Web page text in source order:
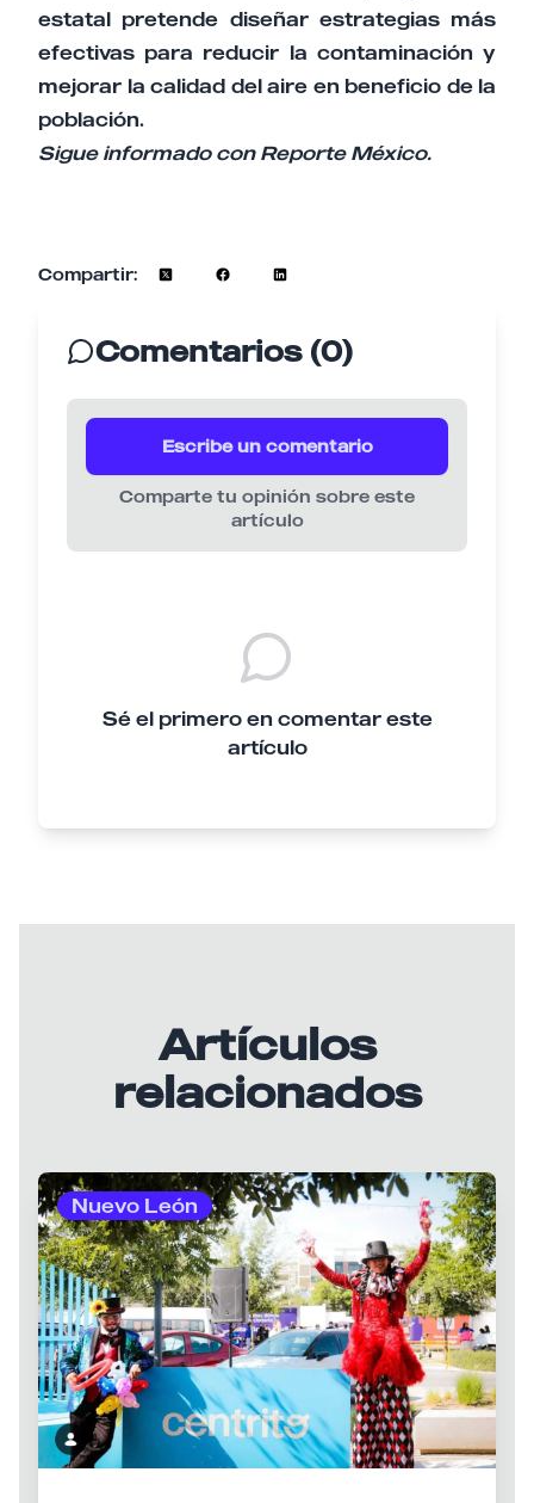
estatal pretende diseñar estrategias más
efectivas para reducir la contaminación y
mejorar la calidad del aire en beneficio de la
población.
Sigue informado con Reporte México.
Compartir:
Comentarios (0)
Escribe un comentario
Comparte tu opinión sobre este
artículo
Sé el primero en comentar este
artículo
Artículos
relacionados
Nuevo León